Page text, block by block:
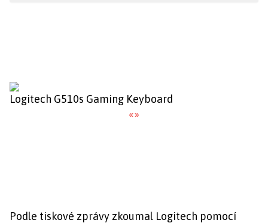
Logitech G510s Gaming Keyboard
«»
Podle tiskové zprávy zkoumal Logitech pomocí